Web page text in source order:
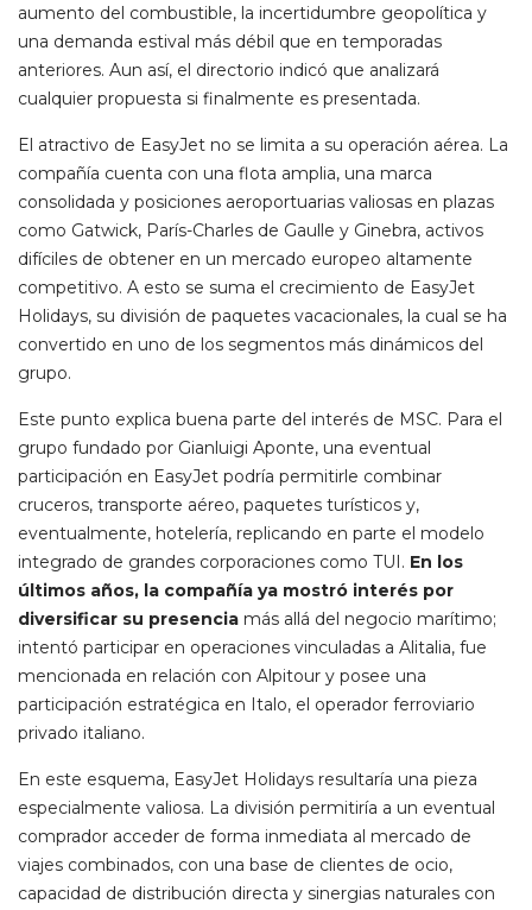
aumento del combustible, la incertidumbre geopolítica y
una demanda estival más débil que en temporadas
anteriores. Aun así, el directorio indicó que analizará
cualquier propuesta si finalmente es presentada.
El atractivo de EasyJet no se limita a su operación aérea. La
compañía cuenta con una flota amplia, una marca
consolidada y posiciones aeroportuarias valiosas en plazas
como Gatwick, París-Charles de Gaulle y Ginebra, activos
difíciles de obtener en un mercado europeo altamente
competitivo. A esto se suma el crecimiento de EasyJet
Holidays, su división de paquetes vacacionales, la cual se ha
convertido en uno de los segmentos más dinámicos del
grupo.
Este punto explica buena parte del interés de MSC. Para el
grupo fundado por Gianluigi Aponte, una eventual
participación en EasyJet podría permitirle combinar
cruceros, transporte aéreo, paquetes turísticos y,
eventualmente, hotelería, replicando en parte el modelo
integrado de grandes corporaciones como TUI. En los
últimos años, la compañía ya mostró interés por
diversificar su presencia más allá del negocio marítimo;
intentó participar en operaciones vinculadas a Alitalia, fue
mencionada en relación con Alpitour y posee una
participación estratégica en Italo, el operador ferroviario
privado italiano.
En este esquema, EasyJet Holidays resultaría una pieza
especialmente valiosa. La división permitiría a un eventual
comprador acceder de forma inmediata al mercado de
viajes combinados, con una base de clientes de ocio,
capacidad de distribución directa y sinergias naturales con